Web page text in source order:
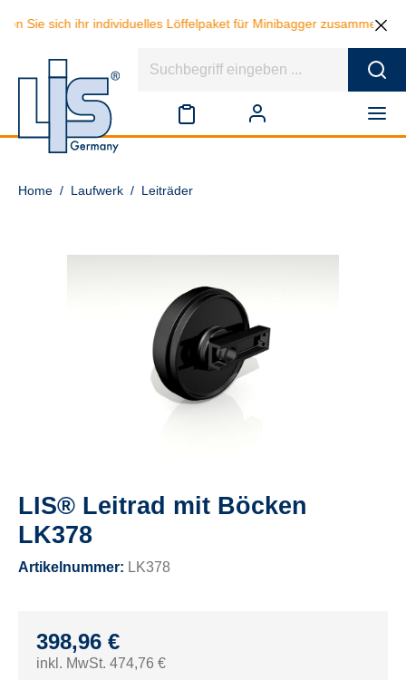
Sie sich ihr individuelles Löffelpaket für Minibagger zusammen
Home / Laufwerk / Leiträder
LIS® Leitrad mit Böcken
LK378
Artikelnummer: LK378
398,96 €
inkl. MwSt. 474,76 €